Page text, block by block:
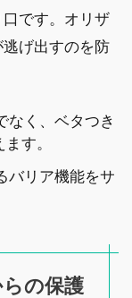
です。オリザ
げ出すのを防
なく、ベタつき
す。
バリア機能をサ
の保護